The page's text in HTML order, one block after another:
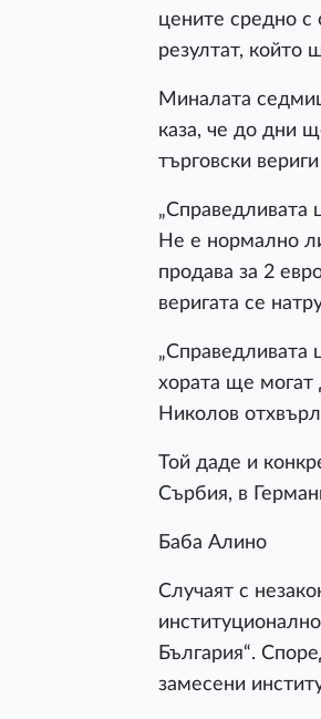
цените средно
резултат, който
Миналата
каза, че до дни
търговски
„Справедливата
Не е нормално
продава за 2
веригата се
„Справедливата
хората ще могат
Николов
Той даде и
Сърбия, в
Баба Алино
Случаят с
България“.
замесени